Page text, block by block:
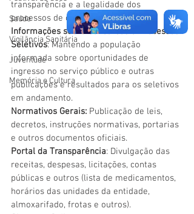
Saúde
Vigilãncia Sanitária
Juventude
Memória e Cultura
transparência e a legalidade dos
processos de contratação pública.
Informações sobre Concursos e Processos
Seletivos: Mantendo a população
informada sobre oportunidades de
ingresso no serviço público e outras
publicações e resultados para os seletivos
em andamento.
Normativos Gerais: Publicação de leis,
decretos, instruções normativas, portarias
e outros documentos oficiais.
Portal da Transparência: Divulgação das
receitas, despesas, licitações, contas
públicas e outros (lista de medicamentos,
horários das unidades da entidade,
almoxarifado, frotas e outros).